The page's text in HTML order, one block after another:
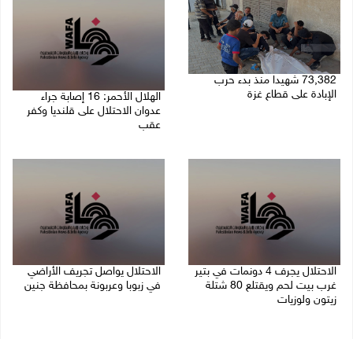
73,382 شهيدا منذ بدء حرب
الإبادة على قطاع غزة
الهلال الأحمر: 16 إصابة جراء
عدوان الاحتلال على قلنديا وكفر
عقب
الاحتلال يجرف 4 دونمات في بتير
غرب بيت لحم ويقتلع 80 شتلة
زيتون ولوزيات
الاحتلال يواصل تجريف الأراضي
في زبوبا وعربونة بمحافظة جنين